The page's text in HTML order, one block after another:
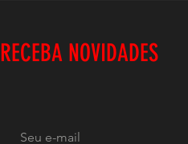
RECEBA NOVIDADES